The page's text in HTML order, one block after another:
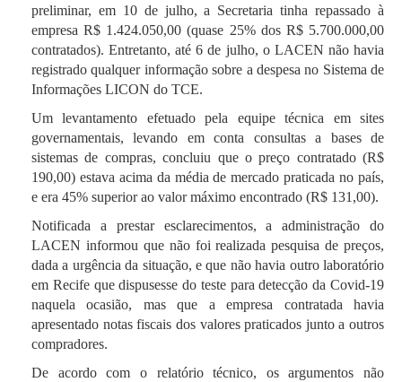
preliminar, em 10 de julho, a Secretaria tinha repassado à
empresa R$ 1.424.050,00 (quase 25% dos R$ 5.700.000,00
contratados). Entretanto, até 6 de julho, o LACEN não havia
registrado qualquer informação sobre a despesa no Sistema de
Informações LICON do TCE.
Um levantamento efetuado pela equipe técnica em sites
governamentais, levando em conta consultas a bases de
sistemas de compras, concluiu que o preço contratado (R$
190,00) estava acima da média de mercado praticada no país,
e era 45% superior ao valor máximo encontrado (R$ 131,00).
Notificada a prestar esclarecimentos, a administração do
LACEN informou que não foi realizada pesquisa de preços,
dada a urgência da situação, e que não havia outro laboratório
em Recife que dispusesse do teste para detecção da Covid-19
naquela ocasião, mas que a empresa contratada havia
apresentado notas fiscais dos valores praticados junto a outros
compradores.
De acordo com o relatório técnico, os argumentos não